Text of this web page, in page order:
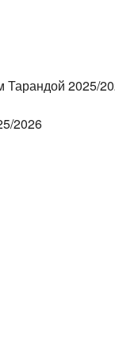
Тарандой 2025/
2026